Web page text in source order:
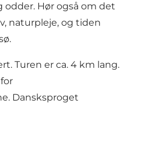
odder. Hør også om det
naturpleje, og tiden
Turen er ca. 4 km lang.
Dansksproget